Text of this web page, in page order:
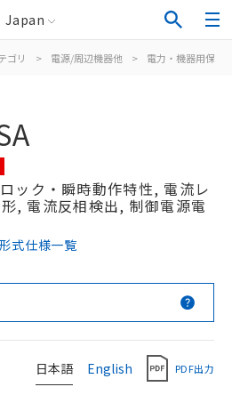
Japan
ゴリ > 電源/周辺機器他 > 電力・機器用保護
ック・瞬時動作特性, 電流レ
, 電流反相検出, 制御電源電
式仕様一覧
日本語 English PDF出力